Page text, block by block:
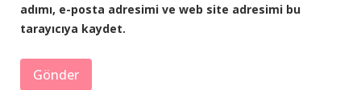
adımı, e-posta adresimi ve web site adresimi bu
tarayıcıya kaydet.